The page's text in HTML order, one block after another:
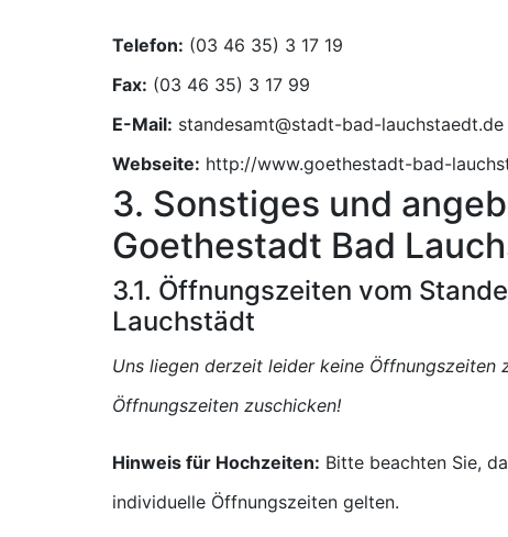
Telefon:
Fax:
E-Mail:
Webseite: http://www.goethestadt-bad-
3. Sonstiges und
Goethestadt Bad
3.1. Öffnungszeiten vom
Lauchstädt
Uns liegen derzeit leider keine Öffnungszeiten
Öffnungszeiten zuschicken!
Hinweis für Hochzeiten: Bitte beachten Sie,
individuelle Öffnungszeiten gelten.